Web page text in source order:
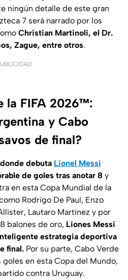
ningún detalle de este gran
7 será narrado por los
Christian Martinoli, el Dr.
Zague, entre otros.
la FIFA 2026™:
y Cabo
de final?
debuta Lionel Messi
de goles tras anotar 8 y
en esta Copa Mundial de la
Rodrigo De Paul, Enzo
Lautaro Martínez y por
balones de oro, Liones Messi
estrategia deportiva
final. Por su parte, Cabo Verde
en esta Copa del Mundo,
contra Uruguay.